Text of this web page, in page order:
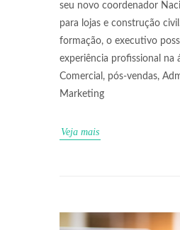
seu novo coordenador
para lojas e construção
formação, o executivo
experiência profissional na
Comercial, pós-vendas,
Marketing
Veja mais